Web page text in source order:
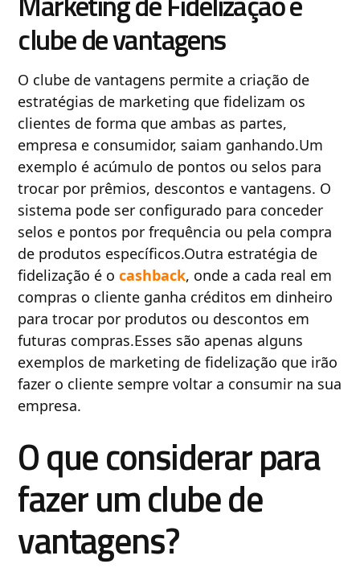
clube de vantagens
O clube de vantagens permite a criação de
estratégias de marketing que fidelizam os
clientes de forma que ambas as partes,
empresa e consumidor, saiam ganhando.Um
exemplo é acúmulo de pontos ou selos para
trocar por prêmios, descontos e vantagens. O
sistema pode ser configurado para conceder
selos e pontos por frequência ou pela compra
de produtos específicos.Outra estratégia de
fidelização é ocashback, onde a cada real em
compras o cliente ganha créditos em dinheiro
para trocar por produtos ou descontos em
futuras compras.Esses são apenas alguns
exemplos de marketing de fidelização que irão
fazer o cliente sempre voltar a consumir na sua
empresa.
O que considerar para
fazer um clube de
vantagens?